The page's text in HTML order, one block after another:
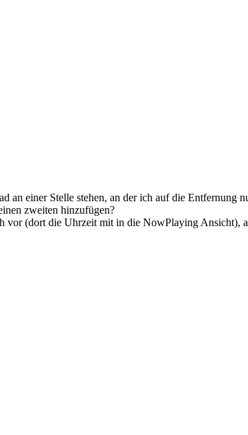
an einer Stelle stehen, an der ich auf die Entfernung
zweiten hinzufügen?
vor (dort die Uhrzeit mit in die NowPlaying Ansicht),